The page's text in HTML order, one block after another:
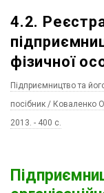
4.2.
фізичної
Підприємництво та
посібник / Коваленко
2013. - 400 c.